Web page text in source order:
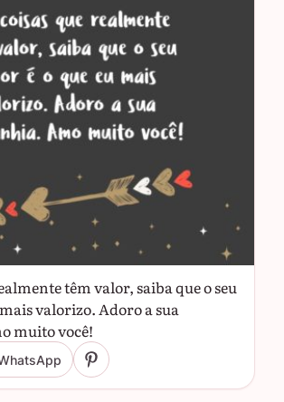
têm valor, saiba que o seu
valorizo. Adoro a sua
muito você!